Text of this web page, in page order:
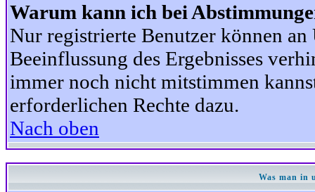
Warum kann ich bei
Nur registrierte Benutzer können
Beeinflussung des Ergebnisses
immer noch nicht mitstimmen
erforderlichen Rechte dazu.
Nach oben
Was man in